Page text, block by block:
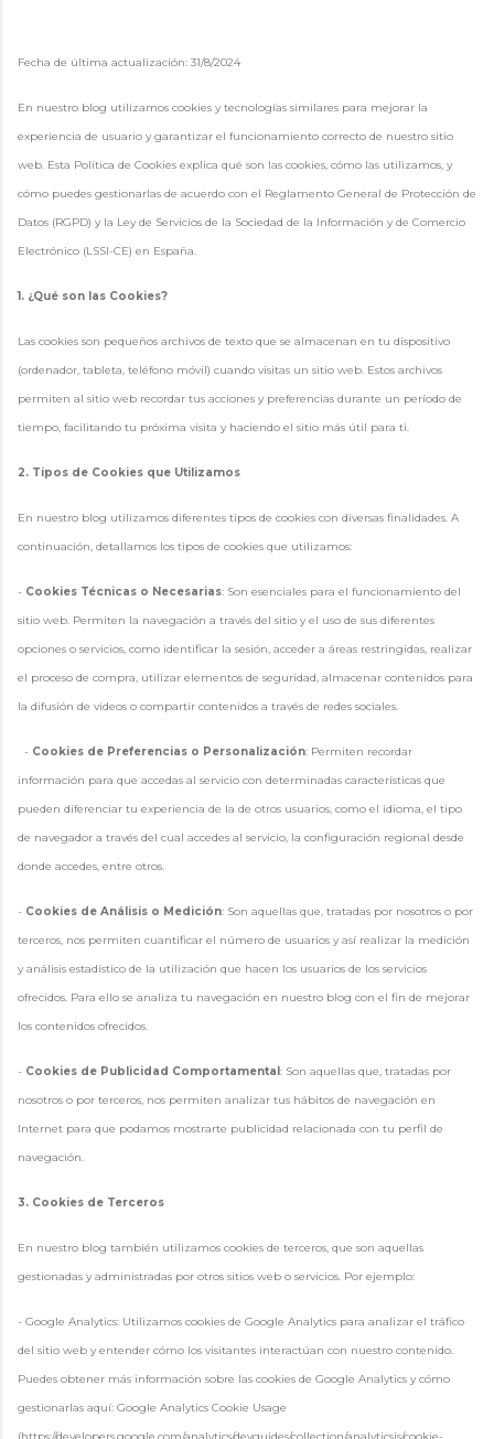
Fecha de última actualización: 31/8/2024
En nuestro blog utilizamos cookies y tecnologías similares para mejorar la
experiencia de usuario y garantizar el funcionamiento correcto de nuestro sitio
web. Esta Política de Cookies explica qué son las cookies, cómo las utilizamos, y
cómo puedes gestionarlas de acuerdo con el Reglamento General de Protección de
Datos (RGPD) y la Ley de Servicios de la Sociedad de la Información y de Comercio
Electrónico (LSSI-CE) en España.
1. ¿Qué son las Cookies?
Las cookies son pequeños archivos de texto que se almacenan en tu dispositivo
(ordenador, tableta, teléfono móvil) cuando visitas un sitio web. Estos archivos
permiten al sitio web recordar tus acciones y preferencias durante un período de
tiempo, facilitando tu próxima visita y haciendo el sitio más útil para ti.
2. Tipos de Cookies que Utilizamos
En nuestro blog utilizamos diferentes tipos de cookies con diversas finalidades. A
continuación, detallamos los tipos de cookies que utilizamos:
- Cookies Técnicas o Necesarias: Son esenciales para el funcionamiento del
sitio web. Permiten la navegación a través del sitio y el uso de sus diferentes
opciones o servicios, como identificar la sesión, acceder a áreas restringidas, realizar
el proceso de compra, utilizar elementos de seguridad, almacenar contenidos para
la difusión de videos o compartir contenidos a través de redes sociales.
- Cookies de Preferencias o Personalización: Permiten recordar
información para que accedas al servicio con determinadas características que
pueden diferenciar tu experiencia de la de otros usuarios, como el idioma, el tipo
de navegador a través del cual accedes al servicio, la configuración regional desde
donde accedes, entre otros.
- Cookies de Análisis o Medición: Son aquellas que, tratadas por nosotros o por
terceros, nos permiten cuantificar el número de usuarios y así realizar la medición
y análisis estadístico de la utilización que hacen los usuarios de los servicios
ofrecidos. Para ello se analiza tu navegación en nuestro blog con el fin de mejorar
los contenidos ofrecidos.
- Cookies de Publicidad Comportamental: Son aquellas que, tratadas por
nosotros o por terceros, nos permiten analizar tus hábitos de navegación en
Internet para que podamos mostrarte publicidad relacionada con tu perfil de
navegación.
3. Cookies de Terceros
En nuestro blog también utilizamos cookies de terceros, que son aquellas
gestionadas y administradas por otros sitios web o servicios. Por ejemplo:
- Google Analytics: Utilizamos cookies de Google Analytics para analizar el tráfico
del sitio web y entender cómo los visitantes interactúan con nuestro contenido.
Puedes obtener más información sobre las cookies de Google Analytics y cómo
gestionarlas aquí: Google Analytics Cookie Usage
(https://developers.google.com/analytics/devguides/collection/analyticsjs/cookie-